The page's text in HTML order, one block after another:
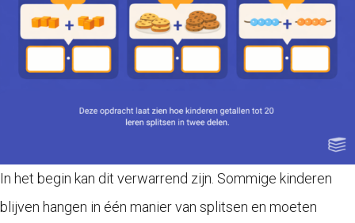
In het begin kan dit verwarrend zijn. Sommige kinderen
blijven hangen in één manier van splitsen en moeten